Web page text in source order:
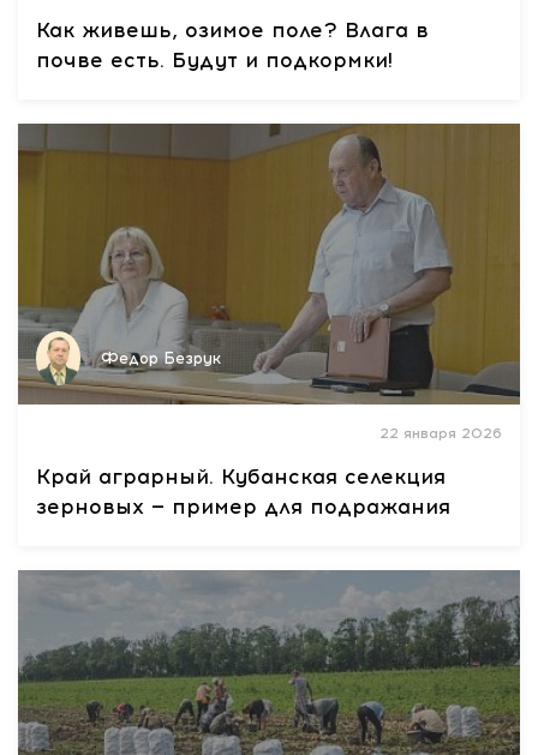
Как живешь, озимое поле? Влага в
почве есть. Будут и подкормки!
Федор Безрук
22 января 2026
Край аграрный. Кубанская селекция
зерновых — пример для подражания